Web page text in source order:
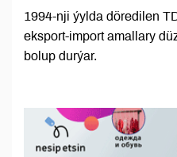
1994-nji ýylda döredilen
eksport-import amallary
bolup durýar.